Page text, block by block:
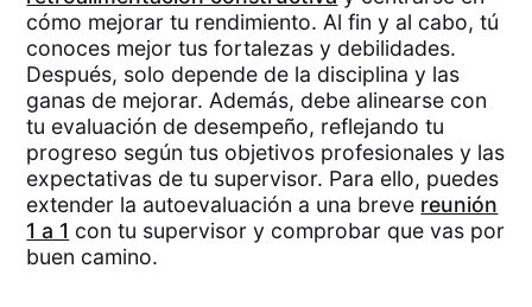
cómo mejorar tu rendimiento. Al fin y al cabo, tú
conoces mejor tus fortalezas y debilidades.
Después, solo depende de la disciplina y las
ganas de mejorar. Además, debe alinearse con
tu evaluación de desempeño, reflejando tu
progreso según tus objetivos profesionales y las
expectativas de tu supervisor. Para ello, puedes
extender la autoevaluación a una breve reunión
1 a 1 con tu supervisor y comprobar que vas por
buen camino.